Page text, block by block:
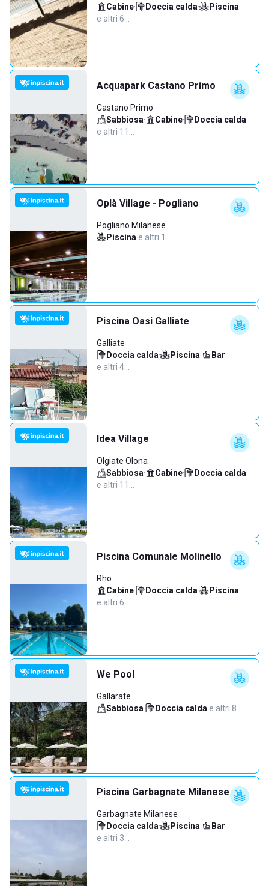
Cabine· Doccia calda· Piscina·
e altri 6…
Acquapark Castano Primo
Castano Primo
Sabbiosa· Cabine· Doccia calda·
e altri 11…
Oplà Village - Pogliano
Pogliano Milanese
Piscina·e altri 1…
Piscina Oasi Galliate
Galliate
Doccia calda· Piscina· Bar·
e altri 4…
Idea Village
Olgiate Olona
Sabbiosa· Cabine· Doccia calda·
e altri 11…
Piscina Comunale Molinello
Rho
Cabine· Doccia calda· Piscina·
e altri 6…
We Pool
Gallarate
Sabbiosa· Doccia calda·e altri 8…
Piscina Garbagnate Milanese
Garbagnate Milanese
Doccia calda· Piscina· Bar·
e altri 3…